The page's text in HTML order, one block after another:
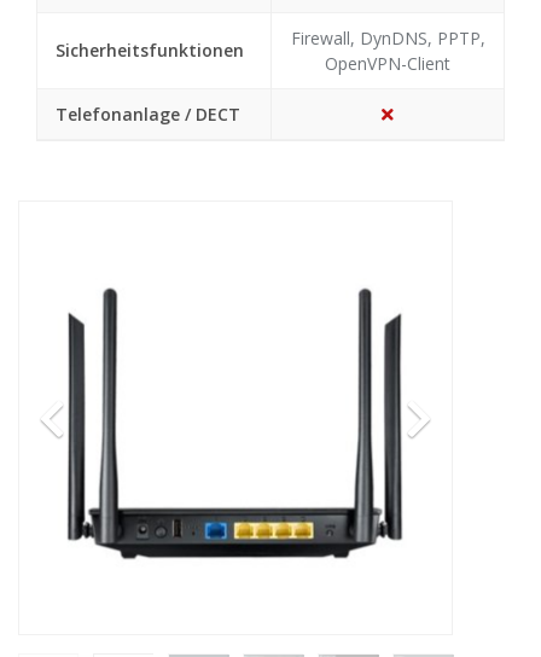
Sicherheitsfunktionen
Firewall, DynDNS, PPTP,
OpenVPN-Client
Telefonanlage / DECT
Previous Next